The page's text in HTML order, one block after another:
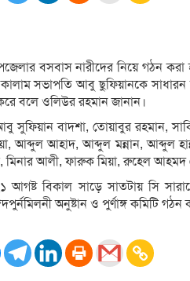
বসবাস নারীদের নিয়ে গঠন
সভাপতি আবু ছুফিয়ানকে সাধারন
বলে ওলিউর রহমান জানান।
সুফিয়ান বাদশা, তোয়াবুর রহমান,
আব্দুল আহাদ, আব্দুল মন্নান, আব্দুল
আলী, ফারুক মিয়া, রুহেল আহমদ
আগষ্ট বিকাল সাড়ে সাতটায় সি
অনুষ্টান ও পুর্ণাঙ্গ কমিটি গঠন